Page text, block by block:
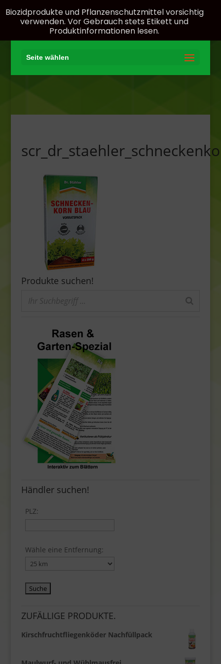
Seite wählen
Produkte suchen!
Händler suchen!
PLZ:
Wähle eine Entfernung:
ZUFÄLLIGE PRODUKTE.
Kirschfruchtfliegenköder Nachfüllpack
Biozidprodukte und Pflanzenschutzmittel vorsichtig
verwenden. Vor Gebrauch stets Etikett und
Produktinformationen lesen.